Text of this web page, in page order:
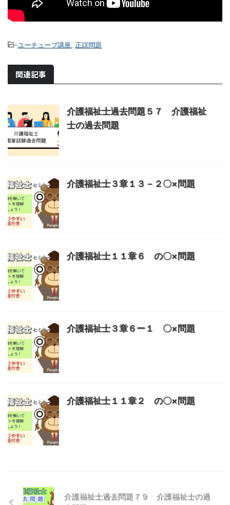
-ユーチューブ講座, 正誤問題
関連記事
介護福祉士過去問題５７ 介護福祉
士の過去問題
介護福祉士３章１３－２〇×問題
介護福祉士１１章６ の〇×問題
介護福祉士３章６ー１ 〇×問題
介護福祉士１１章２ の〇×問題
介護福祉士過去問題７９ 介護福祉士の過